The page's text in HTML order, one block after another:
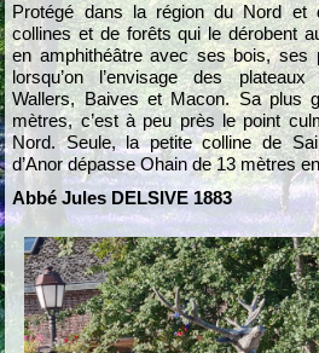
Protégé dans la région du Nord
collines et de forêts qui le dérobent
en amphithéâtre avec ses bois, ses
lorsqu’on l’envisage des
Wallers, Baives et Macon. Sa plus
mètres, c’est à peu près le point
Nord. Seule, la petite colline de
d’Anor dépasse Ohain de 13 mètres
Abbé Jules DELSIVE 1883